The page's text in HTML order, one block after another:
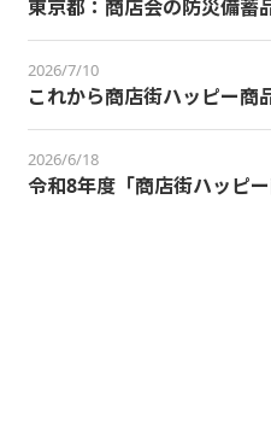
東京都：商店会の防災備蓄
2026/7/10
これから商店街ハッピー商
2026/6/18
令和8年度「商店街ハッピ